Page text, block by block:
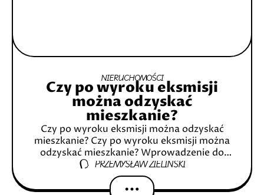
NIERUCHOMOŚCI
Czy po wyroku eksmisji
można odzyskać
mieszkanie?
Czy po wyroku eksmisji można odzyskać
mieszkanie? Czy po wyroku eksmisji można
odzyskać mieszkanie? Wprowadzenie do
tematu eksmisji 1.1 Czym jest eksmisja? 1.2
Proces eksmisji krok po kroku Przyczyny
eksmisji
PRZEMYSŁAW ZIELIŃSKI